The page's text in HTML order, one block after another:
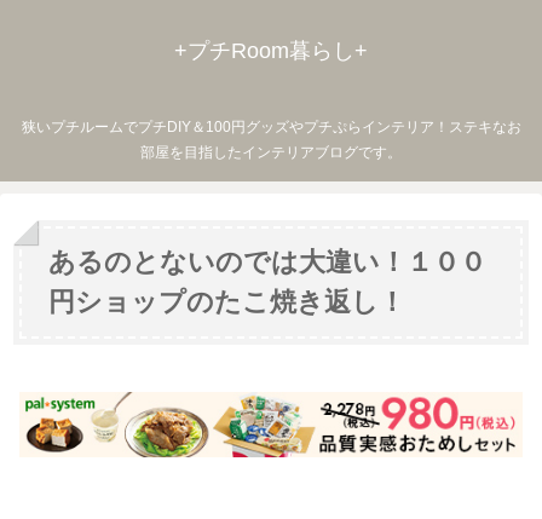
+プチRoom暮らし+
狭いプチルームでプチDIY＆100円グッズやプチぷらインテリア！ステキなお
部屋を目指したインテリアブログです。
あるのとないのでは大違い！１００
円ショップのたこ焼き返し！